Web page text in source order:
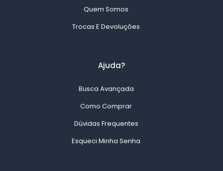
Quem Somos
Trocas E Devoluções
Ajuda?
Busca Avançada
Como Comprar
Dúvidas Frequentes
Esqueci Minha Senha